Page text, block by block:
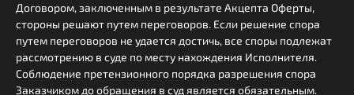
Договором, заключенным в результате Акцепта Оферты,
стороны решают путем переговоров. Если решение спора
путем переговоров не удается достичь, все споры подлежат
рассмотрению в суде по месту нахождения Исполнителя.
Соблюдение претензионного порядка разрешения спора
Заказчиком до обращения в суд является обязательным.